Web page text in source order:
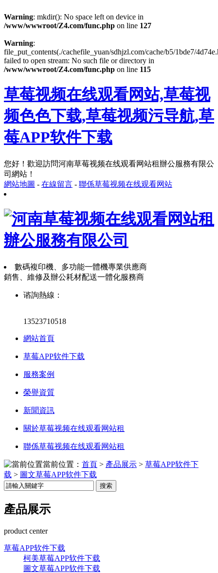
Warning: mkdir(): No space left on device in
/www/wwwroot/Z4.com/func.php on line 127
Warning:
file_put_contents(./cachefile_yuan/sdhjzl.com/cache/b5/1bde7/
failed to open stream: No such file or directory in
/www/wwwroot/Z4.com/func.php on line 115
草莓视频在线观看网站,草莓视
频色色下载,草莓视频污导航,草
莓APP软件下载
您好！歡迎訪問河南草莓视频在线观看网站租辦公服務有限公
司網站！
網站地圖 - 在線留言 - 聯係草莓视频在线观看网站
數碼複印機、多功能一體機專業供應商
銷售、維修及辦公耗材配送一體化服務商
谘詢熱線：
13523710518
網站首頁
草莓APP软件下载
服務案例
榮譽資質
新聞資訊
關於草莓视频在线观看网站租
聯係草莓视频在线观看网站租
當前位置： 首頁 > 產品展示 > 草莓APP软件下
载 > 圖文草莓APP软件下载
搜索
產品展示
product center
草莓APP软件下载
柯美草莓APP软件下载
圖文草莓APP软件下载